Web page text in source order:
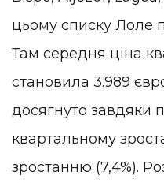
цьому списку Лоле
Там середня ціна
становила 3.989
досягнуто завдяки
квартальному
зростанню (7,4%).